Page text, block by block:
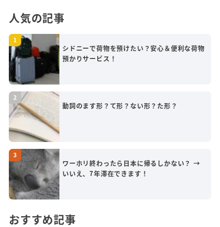
人気の記事
シドニーで荷物を預けたい？安心＆便利な荷物
預かりサービス！
動詞のます形？て形？ない形？た形？
ワーホリ終わったら日本に帰るしかない？ →
いいえ、7年滞在できます！
おすすめ記事